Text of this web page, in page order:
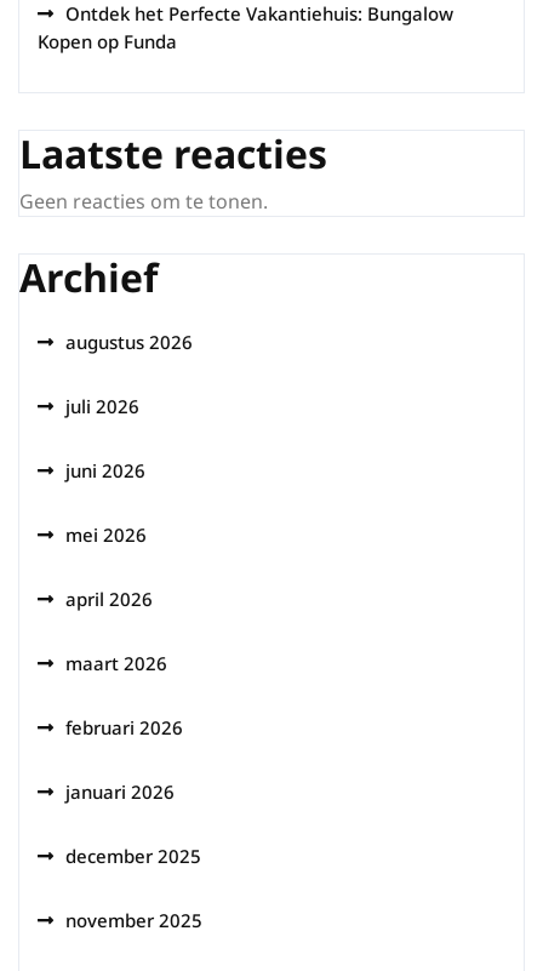
Ontdek het Perfecte Vakantiehuis: Bungalow
Kopen op Funda
Laatste reacties
Geen reacties om te tonen.
Archief
augustus 2026
juli 2026
juni 2026
mei 2026
april 2026
maart 2026
februari 2026
januari 2026
december 2025
november 2025